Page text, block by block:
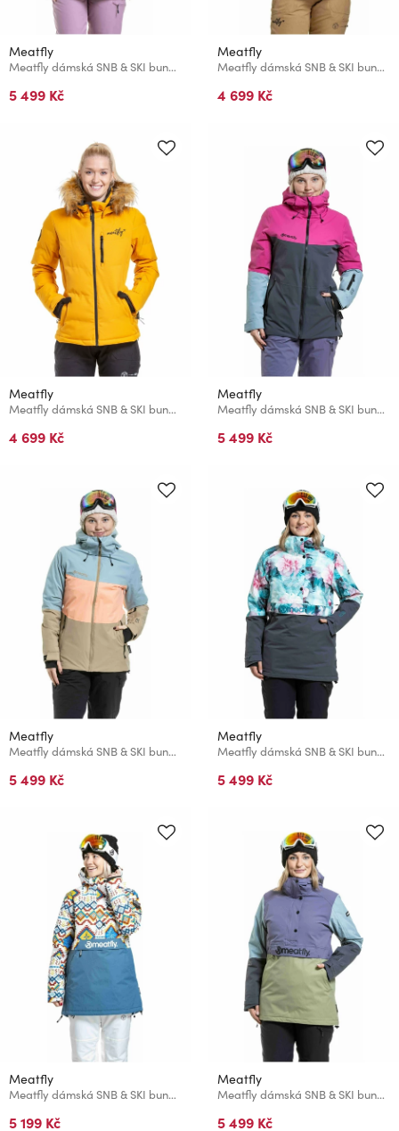
Meatfly
Meatfly dámská SNB & SKI bunda Aiko Blue Sky / Hb Blue
5 499 Kč
Meatfly
Meatfly dámská SNB & SKI bunda Bonie Magnolia
4 699 Kč
Meatfly
Meatfly dámská SNB & SKI bunda Bonie Sunflower
4 699 Kč
Meatfly
Meatfly dámská SNB & SKI bunda Kirsten Grey Dark / Pink
5 499 Kč
Meatfly
Meatfly dámská SNB & SKI bunda Kirsten Safari / Cloud
5 499 Kč
Meatfly
Meatfly dámská SNB & SKI bunda Aiko Pink Flowers
5 499 Kč
Meatfly
Meatfly dámská SNB & SKI bunda Aiko White Jones / Slate Blue
5 199 Kč
Meatfly
Meatfly dámská SNB & SKI bunda Aiko Olive Light / Purple Light
5 499 Kč